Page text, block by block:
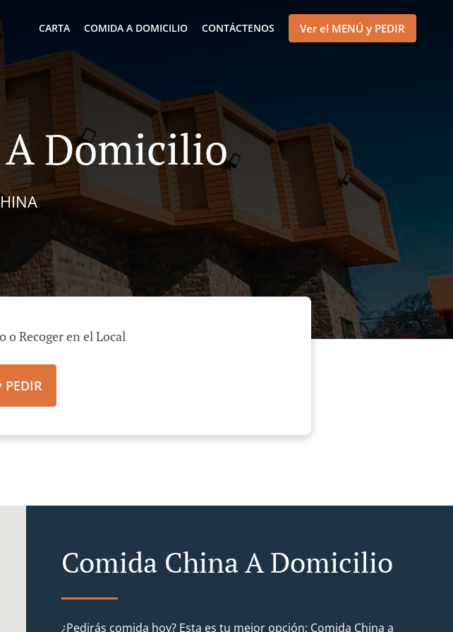
CARTA COMIDA A DOMICILIO CONTÁCTENOS Ver el MENÚ y PEDIR
Domicilio
o Recoger en el Local
Comida China A Domicilio
¿Pedirás comida hoy? Esta es tu mejor opción: Comida China a